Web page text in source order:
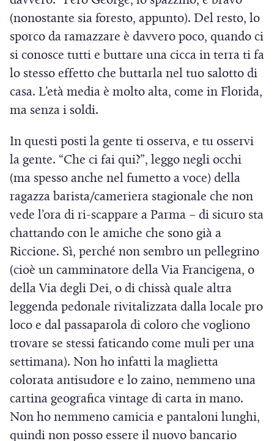
(nonostante sia foresto, appunto). Del resto, lo
sporco da ramazzare è davvero poco, quando ci
si conosce tutti e buttare una cicca in terra ti fa
lo stesso effetto che buttarla nel tuo salotto di
casa. L’età media è molto alta, come in Florida,
ma senza i soldi.
In questi posti la gente ti osserva, e tu osservi
la gente. “Che ci fai qui?”, leggo negli occhi
(ma spesso anche nel fumetto a voce) della
ragazza barista/cameriera stagionale che non
vede l’ora di ri-scappare a Parma – di sicuro sta
chattando con le amiche che sono già a
Riccione. Sì, perché non sembro un pellegrino
(cioè un camminatore della Via Francigena, o
della Via degli Dei, o di chissà quale altra
leggenda pedonale rivitalizzata dalla locale pro
loco e dal passaparola di coloro che vogliono
trovare se stessi faticando come muli per una
settimana). Non ho infatti la maglietta
colorata antisudore e lo zaino, nemmeno una
cartina geografica vintage di carta in mano.
Non ho nemmeno camicia e pantaloni lunghi,
quindi non posso essere il nuovo bancario